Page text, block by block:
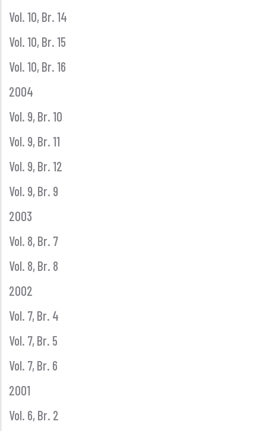
Vol. 10, Br. 14
Vol. 10, Br. 15
Vol. 10, Br. 16
2004
Vol. 9, Br. 10
Vol. 9, Br. 11
Vol. 9, Br. 12
Vol. 9, Br. 9
2003
Vol. 8, Br. 7
Vol. 8, Br. 8
2002
Vol. 7, Br. 4
Vol. 7, Br. 5
Vol. 7, Br. 6
2001
Vol. 6, Br. 2